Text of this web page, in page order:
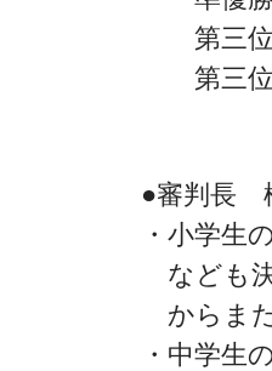
第三位
第三位
●審判長
・小学生
なども
からま
・中学生